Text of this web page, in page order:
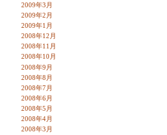
2009年3月
2009年2月
2009年1月
2008年12月
2008年11月
2008年10月
2008年9月
2008年8月
2008年7月
2008年6月
2008年5月
2008年4月
2008年3月